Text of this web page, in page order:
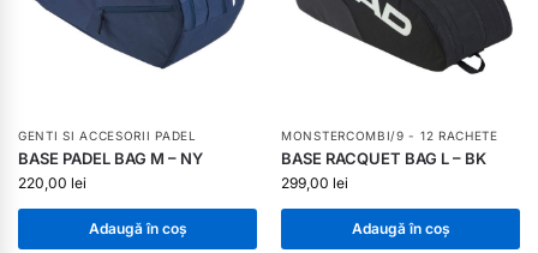
GENTI SI ACCESORII PADEL
BASE PADEL BAG M – NY
220,00 lei
Adaugă în coș
MONSTERCOMBI/9 - 12 RACHETE
BASE RACQUET BAG L – BK
299,00 lei
Adaugă în coș